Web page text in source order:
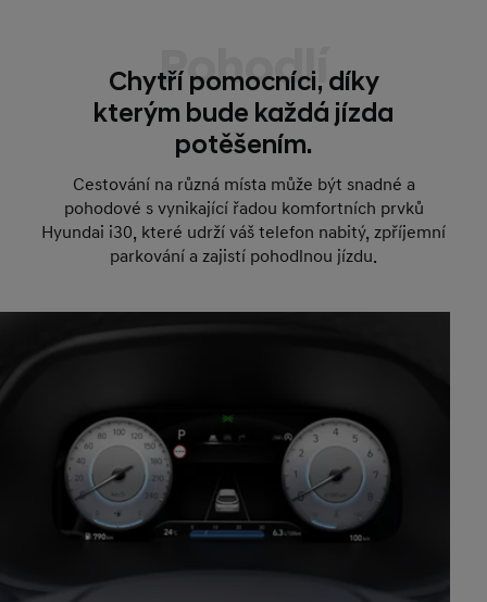
Pohodlí
Chytří pomocníci, díky
kterým bude každá jízda
potěšením.
Cestování na různá místa může být snadné a
pohodové s vynikající řadou komfortních prvků
Hyundai i30, které udrží váš telefon nabitý, zpříjemní
parkování a zajistí pohodlnou jízdu.